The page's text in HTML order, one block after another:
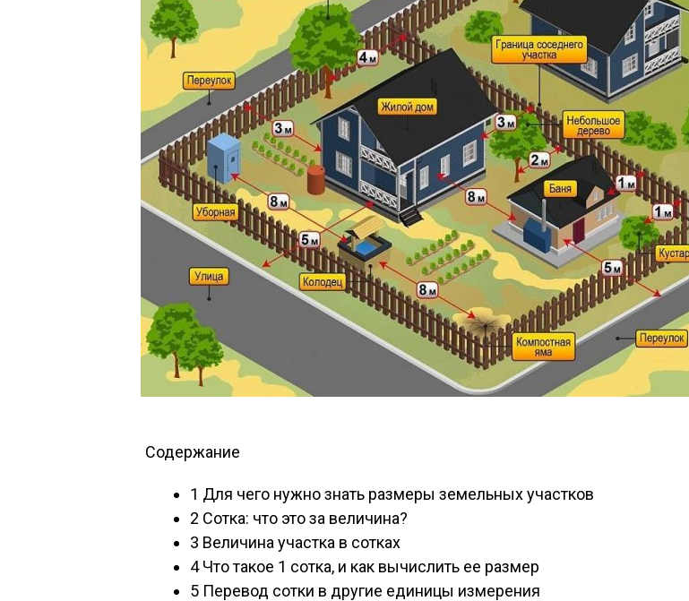
Содержание
1 Для чего нужно знать размеры земельных участков
2 Сотка: что это за величина?
3 Beличинa yчacткa в coткax
4Что такое 1 сотка, и как вычислить ее размер
5 Перевод сотки в другие единицы измерения